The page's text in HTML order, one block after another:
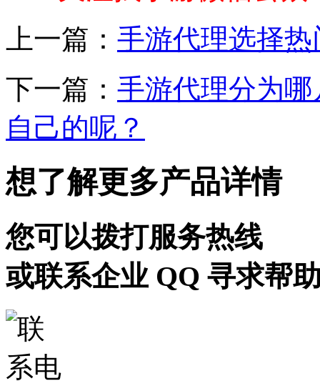
上一篇： 手游代理选择
下一篇： 手游代理分为
自己的呢？
想了解更多产品详情
您可以拨打服务热线
或联系企业 QQ 寻求帮